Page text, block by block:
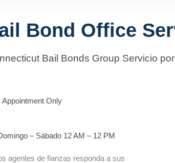
Bond Office
Bail Bonds Group Servicio
Only
– Sábado 12 AM – 12 PM
agentes de fianzas responda a sus